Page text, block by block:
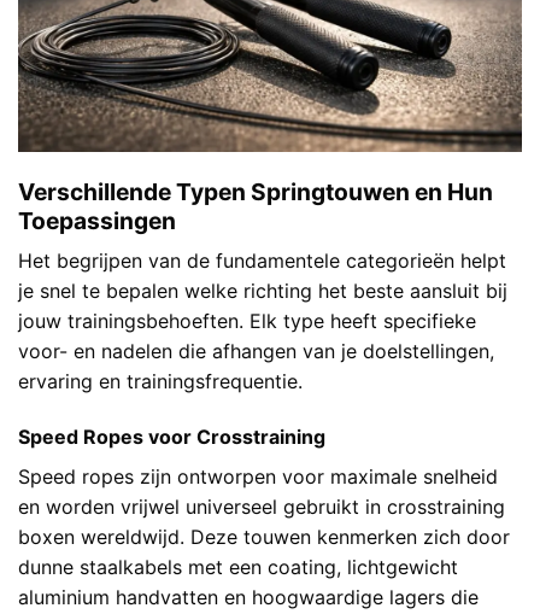
Verschillende Typen Springtouwen en Hun
Toepassingen
Het begrijpen van de fundamentele categorieën helpt
je snel te bepalen welke richting het beste aansluit bij
jouw trainingsbehoeften. Elk type heeft specifieke
voor- en nadelen die afhangen van je doelstellingen,
ervaring en trainingsfrequentie.
Speed Ropes voor Crosstraining
Speed ropes zijn ontworpen voor maximale snelheid
en worden vrijwel universeel gebruikt in crosstraining
boxen wereldwijd. Deze touwen kenmerken zich door
dunne staalkabels met een coating, lichtgewicht
aluminium handvatten en hoogwaardige lagers die